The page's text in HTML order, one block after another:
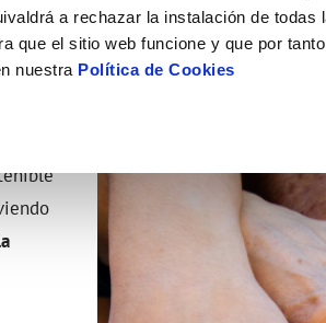
a rechazar la instalación de todas
que el sitio web funcione y que por
nuestra Política de Cookies
Actualizar datos bancarios
Actualizar datos de domicilio
TODAS LAS GESTIONES
Arbitraje y mediación
Normativa del servicio
Consejos de ahorro
Depósitos comunitarios